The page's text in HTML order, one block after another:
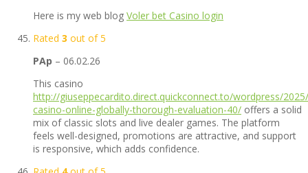
Here is my web blog Voler bet Casino login
Rated 3 out of 5
PAp – 06.02.26
This casino
http://giuseppecardito.direct.quickconnect.to/wordpress/
casino-online-globally-thorough-evaluation-40/ offers a solid
mix of classic slots and live dealer games. The platform
feels well-designed, promotions are attractive, and support
is responsive, which adds confidence.